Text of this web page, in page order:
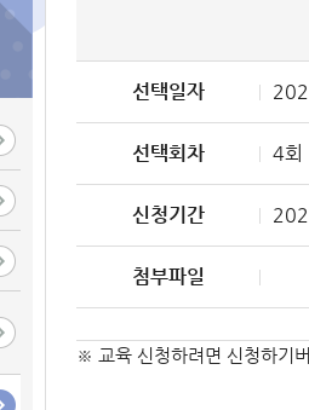
선택일자
선택회차 4회
신청기간
첨부파일
※ 교육 신청하려면 신청하기